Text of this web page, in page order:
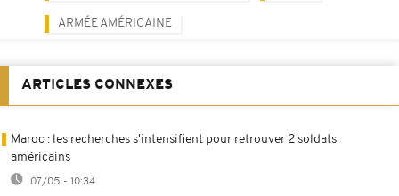
ARMÉE AMÉRICAINE
ARTICLES CONNEXES
Maroc : les recherches s'intensifient pour retrouver 2 soldats
américains
07/05 - 10:34